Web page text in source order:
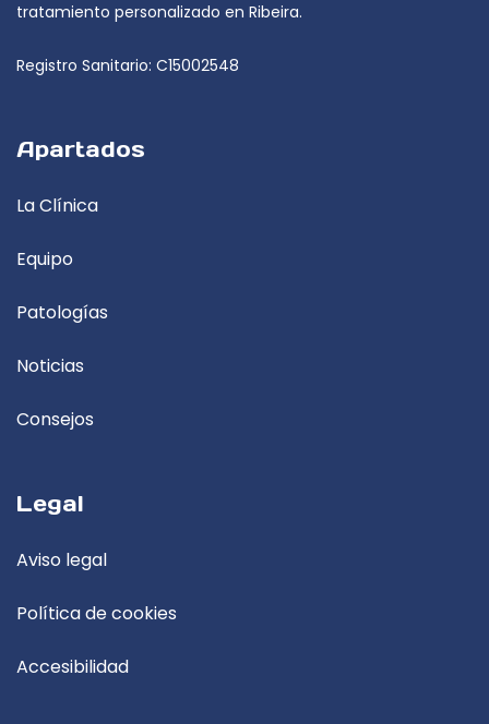
tratamiento personalizado en Ribeira.
Registro Sanitario: C15002548
Apartados
La Clínica
Equipo
Patologías
Noticias
Consejos
Legal
Aviso legal
Política de cookies
Accesibilidad